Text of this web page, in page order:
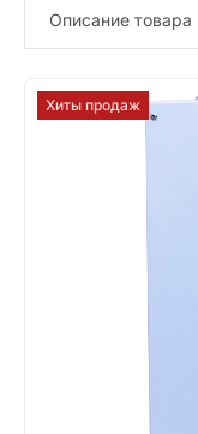
Описание товара
Хиты продаж